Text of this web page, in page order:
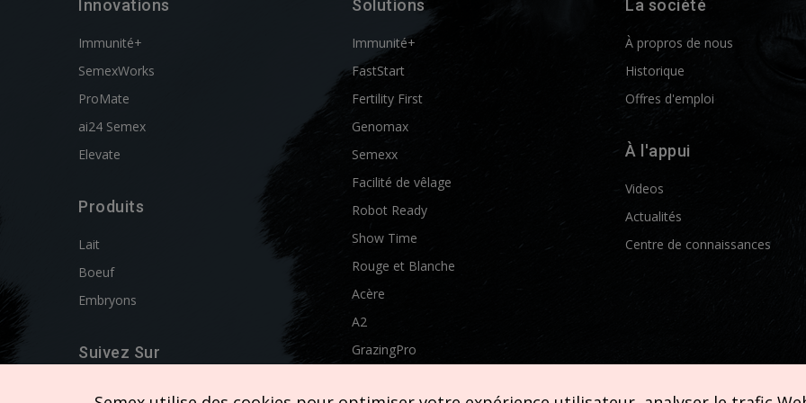
Innovations
Immunité+
SemexWorks
ProMate
ai24 Semex
Elevate
Produits
Lait
Boeuf
Embryons
Suivez Sur
Solutions
Immunité+
FastStart
Fertility First
Genomax
Semexx
Facilité de vêlage
Robot Ready
Show Time
Rouge et Blanche
Acère
A2
GrazingPro
La société
À propros de nous
Historique
Offres d'emploi
À l'appui
Videos
Actualités
Centre de connaissances